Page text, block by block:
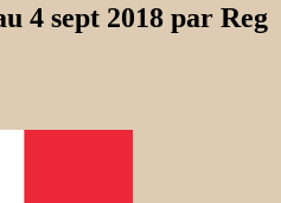
4 sept 2018 par Reg